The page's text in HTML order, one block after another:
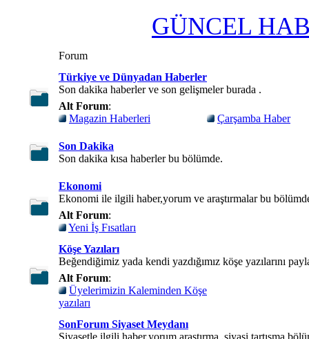
GÜNCEL
Forum
Türkiye ve Dünyadan Haberler
Son dakika haberler ve son gelişmeler burada .
Alt Forum:
Magazin Haberleri
Çarşamba Haber
Son Dakika
Son dakika kısa haberler bu bölümde.
Ekonomi
Ekonomi ile ilgili haber,yorum ve araştırmalar bu
Alt Forum:
Yeni İş Fısatları
Köşe Yazıları
Beğendiğimiz yada kendi yazdığımız köşe yazılarını
Alt Forum:
Üyelerimizin Kaleminden Köşe
yazıları
SonForum Siyaset Meydanı
Siyasetle ilgili haber,yorum,araştırma ,siyasi tartışma